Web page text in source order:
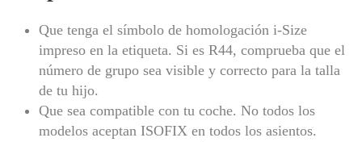
Que tenga el símbolo de homologación i-Size
impreso en la etiqueta. Si es R44, comprueba que el
número de grupo sea visible y correcto para la talla
de tu hijo.
Que sea compatible con tu coche. No todos los
modelos aceptan ISOFIX en todos los asientos.